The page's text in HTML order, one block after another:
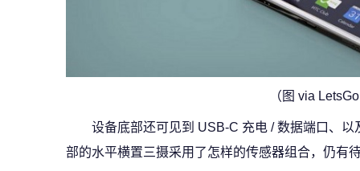
（图 via
设备底部还可见到 USB-C 充电 / 数据端口、
部的水平横置三摄采用了怎样的传感器组合，仍有